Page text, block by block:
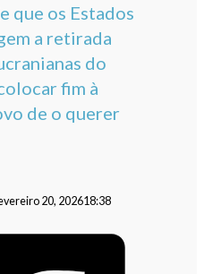
que os Estados
a retirada
do
fim à
de o querer
20, 202618:38